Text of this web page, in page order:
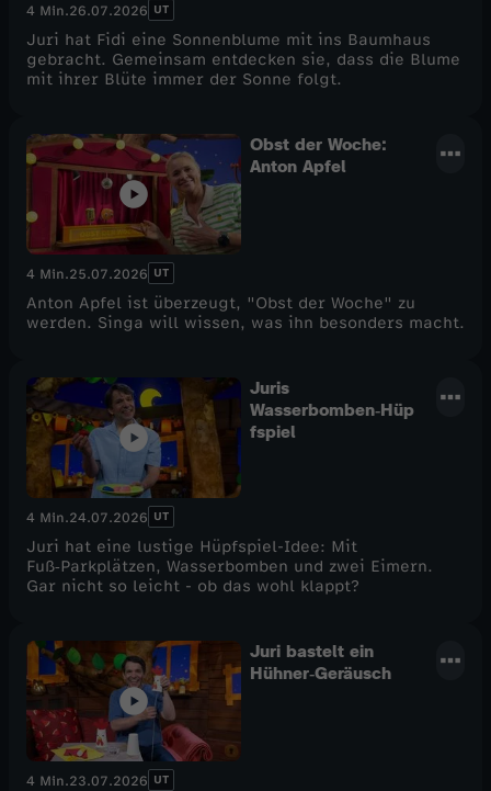
4 Min.26.07.2026 UT
Juri hat Fidi eine Sonnenblume mit ins Baumhaus
gebracht. Gemeinsam entdecken sie, dass die Blume
mit ihrer Blüte immer der Sonne folgt.
Obst der Woche:
Anton Apfel
4 Min.25.07.2026 UT
Anton Apfel ist überzeugt, "Obst der Woche" zu
werden. Singa will wissen, was ihn besonders macht.
Juris
Wasserbomben‑Hüp
fspiel
4 Min.24.07.2026 UT
Juri hat eine lustige Hüpfspiel-Idee: Mit
Fuß‑Parkplätzen, Wasserbomben und zwei Eimern.
Gar nicht so leicht - ob das wohl klappt?
Juri bastelt ein
Hühner‑Geräusch
4 Min.23.07.2026 UT